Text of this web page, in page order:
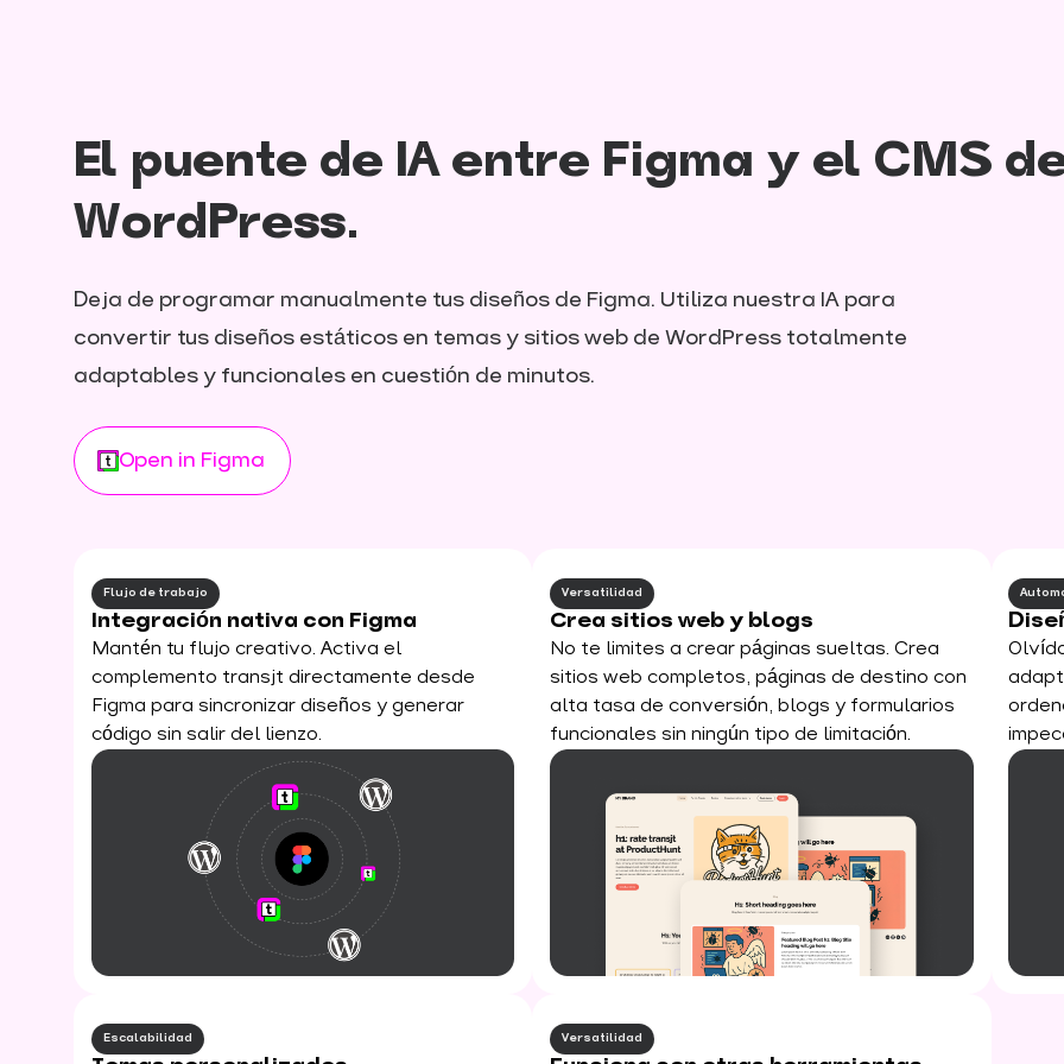
El puente de IA entre Figma y el CMS
WordPress.
Deja de programar manualmente tus diseños de Figma. Utiliza nuestra IA para
convertir tus diseños estáticos en temas y sitios web de WordPress totalmente
adaptables y funcionales en cuestión de minutos.
Open in Figma
Flujo de trabajo
Integración nativa con Figma
Mantén tu flujo creativo. Activa el
complemento transjt directamente desde
Figma para sincronizar diseños y generar
código sin salir del lienzo.
Versatilidad
Crea sitios web y blogs
No te limites a crear páginas sueltas. Crea
sitios web completos, páginas de destino con
alta tasa de conversión, blogs y formularios
funcionales sin ningún tipo de limitación.
Escalabilidad Versatilidad